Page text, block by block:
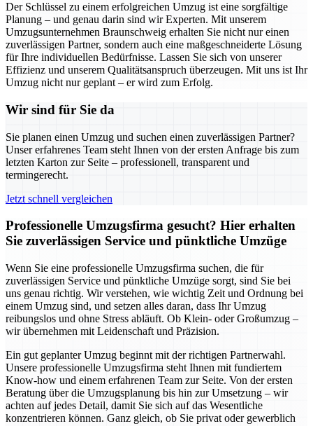
Der Schlüssel zu einem erfolgreichen Umzug ist eine sorgfältige
Planung – und genau darin sind wir Experten. Mit unserem
Umzugsunternehmen Braunschweig erhalten Sie nicht nur einen
zuverlässigen Partner, sondern auch eine maßgeschneiderte Lösung
für Ihre individuellen Bedürfnisse. Lassen Sie sich von unserer
Effizienz und unserem Qualitätsanspruch überzeugen. Mit uns ist Ihr
Umzug nicht nur geplant – er wird zum Erfolg.
Wir sind für Sie da
Sie planen einen Umzug und suchen einen zuverlässigen Partner?
Unser erfahrenes Team steht Ihnen von der ersten Anfrage bis zum
letzten Karton zur Seite – professionell, transparent und
termingerecht.
Jetzt schnell vergleichen
Professionelle Umzugsfirma gesucht? Hier erhalten
Sie zuverlässigen Service und pünktliche Umzüge
Wenn Sie eine professionelle Umzugsfirma suchen, die für
zuverlässigen Service und pünktliche Umzüge sorgt, sind Sie bei
uns genau richtig. Wir verstehen, wie wichtig Zeit und Ordnung bei
einem Umzug sind, und setzen alles daran, dass Ihr Umzug
reibungslos und ohne Stress abläuft. Ob Klein- oder Großumzug –
wir übernehmen mit Leidenschaft und Präzision.
Ein gut geplanter Umzug beginnt mit der richtigen Partnerwahl.
Unsere professionelle Umzugsfirma steht Ihnen mit fundiertem
Know-how und einem erfahrenen Team zur Seite. Von der ersten
Beratung über die Umzugsplanung bis hin zur Umsetzung – wir
achten auf jedes Detail, damit Sie sich auf das Wesentliche
konzentrieren können. Ganz gleich, ob Sie privat oder gewerblich